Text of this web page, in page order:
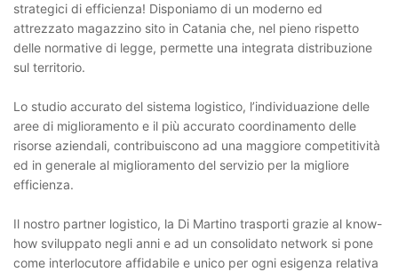
strategici di efficienza! Disponiamo di un moderno ed
attrezzato magazzino sito in Catania che, nel pieno rispetto
delle normative di legge, permette una integrata distribuzione
sul territorio.
Lo studio accurato del sistema logistico, l’individuazione delle
aree di miglioramento e il più accurato coordinamento delle
risorse aziendali, contribuiscono ad una maggiore competitività
ed in generale al miglioramento del servizio per la migliore
efficienza.
Il nostro partner logistico, la Di Martino trasporti grazie al know-
how sviluppato negli anni e ad un consolidato network si pone
come interlocutore affidabile e unico per ogni esigenza relativa